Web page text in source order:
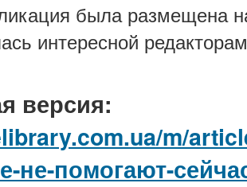
была размещена
интересной
версия:
m/
не-помогают-